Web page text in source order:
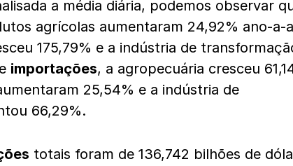
a média diária, podemos observar
agrícolas aumentaram 24,92% ano-a-
175,79% e a indústria de
importações, a agropecuária cresceu
25,54% e a indústria de
66,29%.
totais foram de 136,742 bilhões de